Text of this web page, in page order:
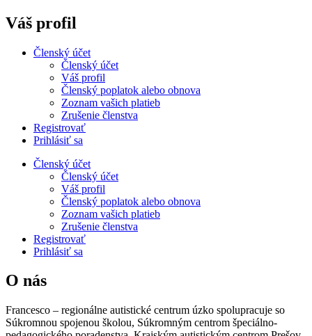
Váš profil
Členský účet
Členský účet
Váš profil
Členský poplatok alebo obnova
Zoznam vašich platieb
Zrušenie členstva
Registrovať
Prihlásiť sa
Členský účet
Členský účet
Váš profil
Členský poplatok alebo obnova
Zoznam vašich platieb
Zrušenie členstva
Registrovať
Prihlásiť sa
O nás
Francesco – regionálne autistické centrum úzko spolupracuje so
Súkromnou spojenou školou, Súkromným centrom špeciálno-